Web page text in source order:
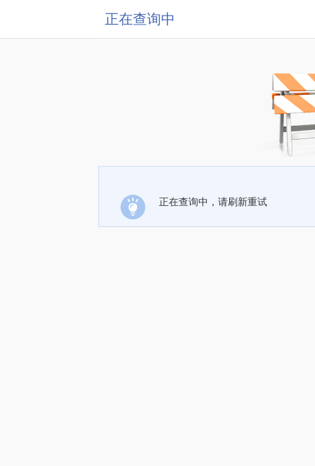
正在查询中
正在查询中，请刷新重试